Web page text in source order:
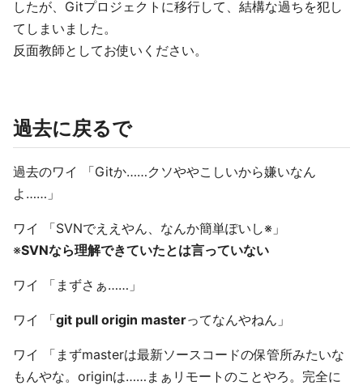
したが、Gitプロジェクトに移行して、結構な過ちを犯し
てしまいました。
反面教師としてお使いください。
過去に戻るで
過去のワイ 「Gitか……クソややこしいから嫌いなん
よ……」
ワイ 「SVNでええやん、なんか簡単ぽいし※」
※SVNなら理解できていたとは言っていない
ワイ 「まずさぁ……」
ワイ 「git pull origin masterってなんやねん」
ワイ 「まずmasterは最新ソースコードの保管所みたいな
もんやな。originは……まぁリモートのことやろ。完全に